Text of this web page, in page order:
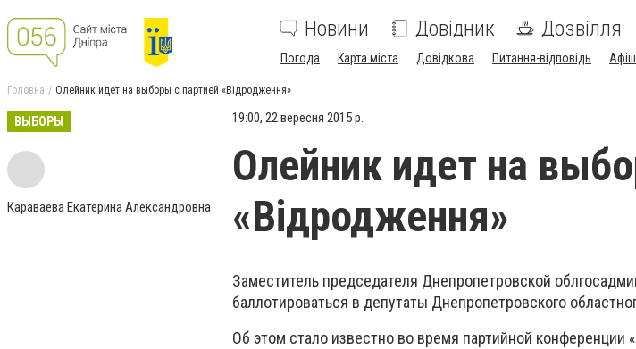
Новини Довідник Дозвілля
Погода Карта міста Довідкова Питання-відповідь
Головна Олейник идет на выборы с партией «Відродження»
ВЫБОРЫ
Караваева Екатерина Александровна
19:00, 22 вересня 2015 р.
Олейник идет на
«Відродження»
Заместитель председателя Днепропетровской
баллотироваться в депутаты Днепропетровского
Об этом стало известно во время партийной конференции